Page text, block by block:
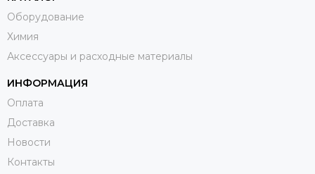
Оборудование
Химия
Аксессуары и расходные материалы
ИНФОРМАЦИЯ
Оплата
Доставка
Новости
Контакты